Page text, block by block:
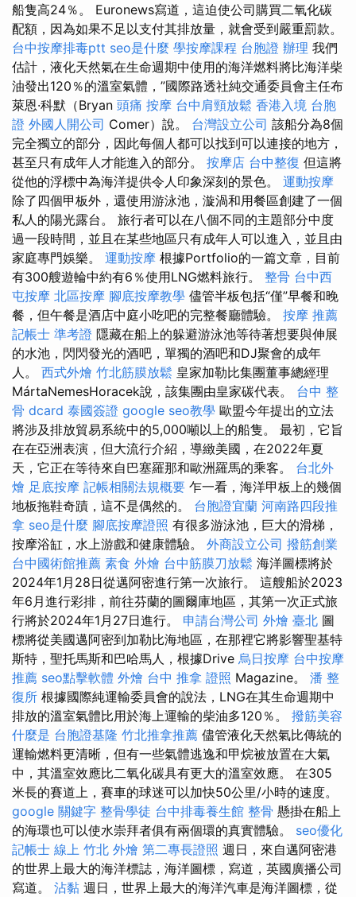
船隻高24％。 Euronews寫道，這迫使公司購買二氧化碳
配額，因為如果不足以支付其排放量，就會受到嚴重罰款。
台中按摩排毒ptt seo是什麼 學按摩課程 台胞證 辦理 我們
估計，液化天然氣在生命週期中使用的海洋燃料將比海洋柴
油發出120％的溫室氣體，”國際路透社純交通委員會主任布
萊恩·科默（Bryan 頭痛 按摩 台中肩頸放鬆 香港入境 台胞
證 外國人開公司 Comer）說。 台灣設立公司 該船分為8個
完全獨立的部分，因此每個人都可以找到可以連接的地方，
甚至只有成年人才能進入的部分。 按摩店 台中整復 但這將
從他的浮標中為海洋提供令人印象深刻的景色。 運動按摩
除了四個甲板外，還使用游泳池，漩渦和用餐區創建了一個
私人的陽光露台。 旅行者可以在八個不同的主題部分中度
過一段時間，並且在某些地區只有成年人可以進入，並且由
家庭專門娛樂。 運動按摩 根據Portfolio的一篇文章，目前
有300艘遊輪中約有6％使用LNG燃料旅行。 整骨 台中西
屯按摩 北區按摩 腳底按摩教學 儘管半板包括“僅”早餐和晚
餐，但午餐是酒店中庭小吃吧的完整餐廳體驗。 按摩 推薦
記帳士 準考證 隱藏在船上的躲避游泳池等待著想要與伸展
的水池，閃閃發光的酒吧，單獨的酒吧和DJ聚會的成年
人。 西式外燴 竹北筋膜放鬆 皇家加勒比集團董事總經理
MártaNemesHoracek說，該集團由皇家碳代表。 台中 整
骨 dcard 泰國簽證 google seo教學 歐盟今年提出的立法
將涉及排放貿易系統中的5,000噸以上的船隻。 最初，它旨
在在亞洲表演，但大流行介紹，導緻美國，在2022年夏
天，它正在等待來自巴塞羅那和歐洲羅馬的乘客。 台北外
燴 足底按摩 記帳相關法規概要 乍一看，海洋甲板上的幾個
地板拖鞋奇蹟，這不是偶然的。 台胞證宜蘭 河南路四段推
拿 seo是什麼 腳底按摩證照 有很多游泳池，巨大的滑梯，
按摩浴缸，水上游戲和健康體驗。 外商設立公司 撥筋創業
台中國術館推薦 素食 外燴 台中筋膜刀放鬆 海洋圖標將於
2024年1月28日從邁阿密進行第一次旅行。 這艘船於2023
年6月進行彩排，前往芬蘭的圖爾庫地區，其第一次正式旅
行將於2024年1月27日進行。 申請台灣公司 外燴 臺北 圖
標將從美國邁阿密到加勒比海地區，在那裡它將影響聖基特
斯特，聖托馬斯和巴哈馬人，根據Drive 烏日按摩 台中按摩
推薦 seo點擊軟體 外燴 台中 推拿 證照 Magazine。 潘 整
復所 根據國際純運輸委員會的說法，LNG在其生命週期中
排放的溫室氣體比用於海上運輸的柴油多120％。 撥筋美容
什麼是 台胞證基隆 竹北推拿推薦 儘管液化天然氣比傳統的
運輸燃料更清晰，但有一些氣體逃逸和甲烷被放置在大氣
中，其溫室效應比二氧化碳具有更大的溫室效應。 在305
米長的賽道上，賽車的球迷可以加快50公里/小時的速度。
google 關鍵字 整骨學徒 台中排毒養生館 整骨 懸掛在船上
的海環也可以使水崇拜者俱有兩個環的真實體驗。 seo優化
記帳士 線上 竹北 外燴 第二專長證照 週日，來自邁阿密港
的世界上最大的海洋標誌，海洋圖標，寫道，英國廣播公司
寫道。 沾黏 週日，世界上最大的海洋汽車是海洋圖標，從